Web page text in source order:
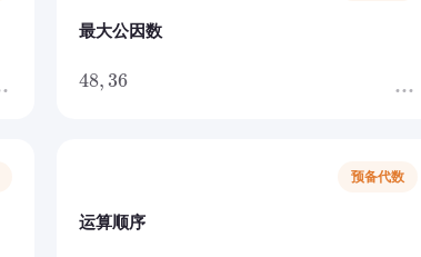
最大公因数
48,36
预备代数
运算顺序